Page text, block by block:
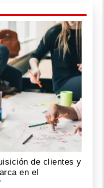
de clientes y
en el